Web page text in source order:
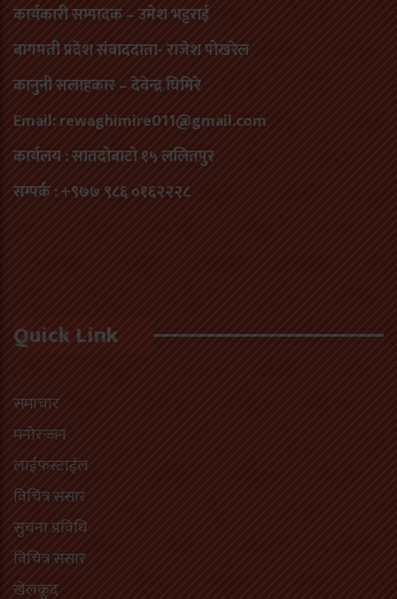
कार्यकारी सम्पादक – उमेश भट्टराई
बागमती प्रदेश संवाददाता- राजेश पोखरेल
कानुनी सलाहकार – देवेन्द्र घिमिरे
Email: rewaghimire011@gmail.com
कार्यलय : सातदोबाटो १५ ललितपुर
सम्पर्क : +९७७ ९८६ ०१६२२२८
Quick Link
समाचार
मनोरन्जन
लाईफस्टाईल
विचित्र संसार
सुचना प्रविधि
विचित्र संसार
खेलकूद